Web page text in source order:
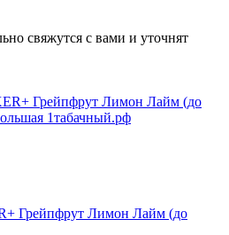
свяжутся с вами и уточнят
Грейпфрут Лимон Лайм (до